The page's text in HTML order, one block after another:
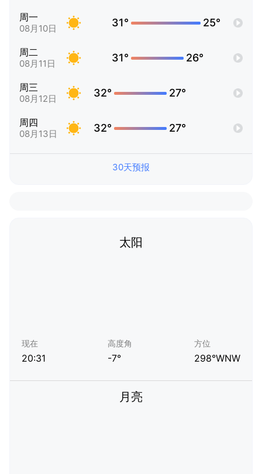
周一
08月10日 31° 25°
周二
08月11日 31° 26°
周三
08月12日 32° 27°
周四
08月13日 32° 27°
30天预报
太阳
现在
20:31
高度角
-7°
方位
298°WNW
月亮